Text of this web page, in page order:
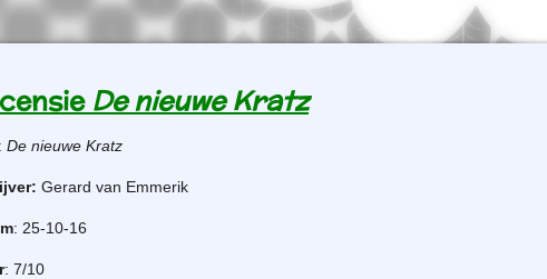
De nieuwe Kratz
: De nieuwe Kratz
Gerard van Emmerik
: 25-10-16
: 7/10